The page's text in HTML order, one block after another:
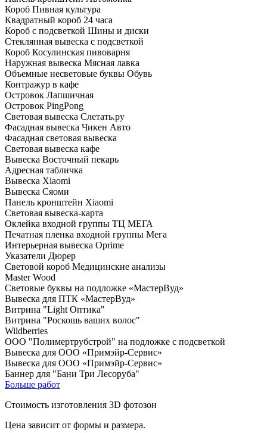
Короб Пивная культура
Квадратный короб 24 часа
Короб с подсветкой Шины и диски
Стеклянная вывеска с подсветкой
Короб Косулинская пивоварня
Наружная вывеска Мясная лавка
Объемные несветовые буквы Обувь
Контражур в кафе
Островок Лапшичная
Островок PingPong
Световая вывеска Слетать.ру
Фасадная вывеска Чикен Авто
Фасадная световая вывеска
Световая вывеска кафе
Вывеска Восточный пекарь
Адресная табличка
Вывеска Xiaomi
Вывеска Сяоми
Панель кронштейн Xiaomi
Световая вывеска-карта
Оклейка входной группы ТЦ МЕГА
Печатная пленка входной группы Мега
Интерьерная вывеска Oprime
Указатели Дюрер
Световой короб Медицинские анализы
Master Wood
Световые буквы на подложке «МастерВуд»
Вывеска для ПТК «МастерВуд»
Витрина "Light Оптика"
Витрина "Роскошь ваших волос"
Wildberries
ООО "Полимертрубстрой" на подложке с подсветкой
Вывеска для ООО «Примэйр-Сервис»
Вывеска для ООО «Примэйр-Сервис»
Баннер для "Бани Три Лесоруба"
Больше работ
Стоимость изготовления 3D фотозон
Цена зависит от формы и размера.